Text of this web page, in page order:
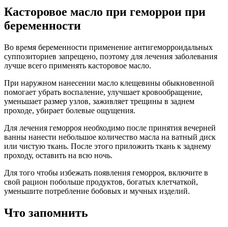
Касторовое масло при геморрои при
беременности
Во время беременности применение антигеморроидальных
суппозиториев запрещено, поэтому для лечения заболевания
лучше всего применять касторовое масло.
При наружном нанесении масло клещевины обыкновенной
помогает убрать воспаление, улучшает кровообращение,
уменьшает размер узлов, заживляет трещины в заднем
проходе, убирает болевые ощущения.
Для лечения геморроя необходимо после принятия вечерней
ванны нанести небольшое количество масла на ватный диск
или чистую ткань. После этого приложить ткань к заднему
проходу, оставить на всю ночь.
Для того чтобы избежать появления геморроя, включите в
свой рацион побольше продуктов, богатых клетчаткой,
уменьшите потребление бобовых и мучных изделий.
Что запомнить